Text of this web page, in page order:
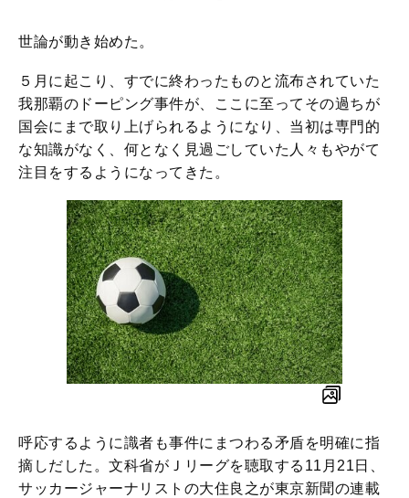
世論が動き始めた。
５月に起こり、すでに終わったものと流布されていた
我那覇のドーピング事件が、ここに至ってその過ちが
国会にまで取り上げられるようになり、当初は専門的
な知識がなく、何となく見過ごしていた人々もやがて
注目をするようになってきた。
呼応するように識者も事件にまつわる矛盾を明確に指
摘しだした。文科省がＪリーグを聴取する11月21日、
サッカージャーナリストの大住良之が東京新聞の連載